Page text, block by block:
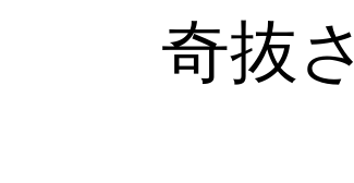
奇抜さ